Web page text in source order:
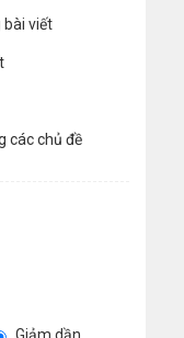
bài viết
các chủ đề